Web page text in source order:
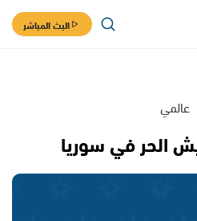
البث المباشر
عالمي